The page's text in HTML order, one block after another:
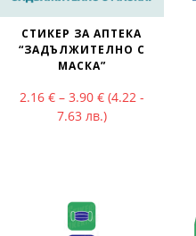
СТИКЕР ЗА АПТЕКА
“ЗАДЪЛЖИТЕЛНО С
МАСКА”
2.16 € – 3.90 €Price range:
(4.22 -
7.63 лв.)